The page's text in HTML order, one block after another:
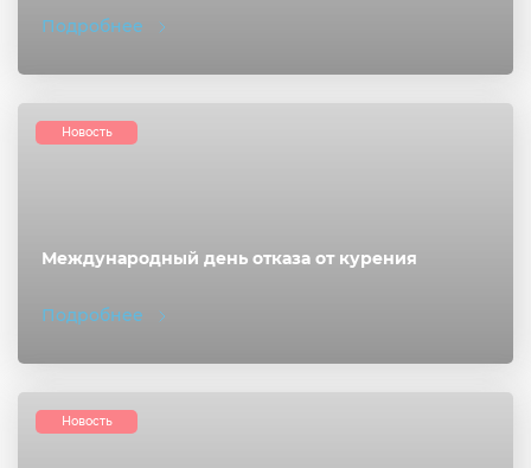
Подробнее
Международный день отказа от курения
Подробнее
Новость
Новость